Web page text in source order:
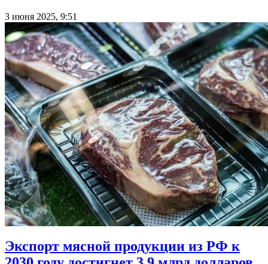
3 июня 2025, 9:51
Экспорт мясной продукции из РФ к